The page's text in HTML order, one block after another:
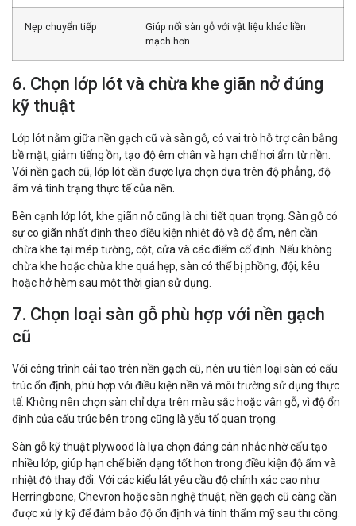
Nẹp chuyển tiếp
Giúp nối sàn gỗ với vật liệu khác liền
mạch hơn
6. Chọn lớp lót và chừa khe giãn nở đúng
kỹ thuật
Lớp lót nằm giữa nền gạch cũ và sàn gỗ, có vai trò hỗ trợ cân bằng
bề mặt, giảm tiếng ồn, tạo độ êm chân và hạn chế hơi ẩm từ nền.
Với nền gạch cũ, lớp lót cần được lựa chọn dựa trên độ phẳng, độ
ẩm và tình trạng thực tế của nền.
Bên cạnh lớp lót, khe giãn nở cũng là chi tiết quan trọng. Sàn gỗ có
sự co giãn nhất định theo điều kiện nhiệt độ và độ ẩm, nên cần
chừa khe tại mép tường, cột, cửa và các điểm cố định. Nếu không
chừa khe hoặc chừa khe quá hẹp, sàn có thể bị phồng, đội, kêu
hoặc hở hèm sau một thời gian sử dụng.
7. Chọn loại sàn gỗ phù hợp với nền gạch
cũ
Với công trình cải tạo trên nền gạch cũ, nên ưu tiên loại sàn có cấu
trúc ổn định, phù hợp với điều kiện nền và môi trường sử dụng thực
tế. Không nên chọn sàn chỉ dựa trên màu sắc hoặc vân gỗ, vì độ ổn
định của cấu trúc bên trong cũng là yếu tố quan trọng.
Sàn gỗ kỹ thuật plywood là lựa chọn đáng cân nhắc nhờ cấu tạo
nhiều lớp, giúp hạn chế biến dạng tốt hơn trong điều kiện độ ẩm và
nhiệt độ thay đổi. Với các kiểu lát yêu cầu độ chính xác cao như
Herringbone, Chevron hoặc sàn nghệ thuật, nền gạch cũ càng cần
được xử lý kỹ để đảm bảo độ ổn định và tính thẩm mỹ sau thi công.